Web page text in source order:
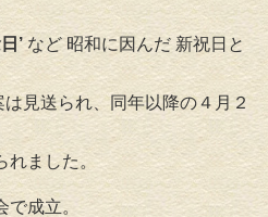
’ など 昭和に因んだ 新祝日と
見送られ、同年以降の４月２
ました。
で成立。